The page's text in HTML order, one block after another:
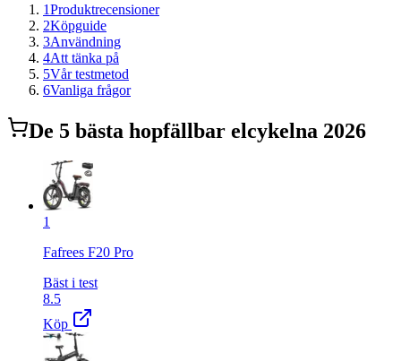
1Produktrecensioner
2Köpguide
3Användning
4Att tänka på
5Vår testmetod
6Vanliga frågor
De 5 bästa hopfällbar elcykelna 2026
1
Fafrees F20 Pro
Bäst i test
8.5
Köp